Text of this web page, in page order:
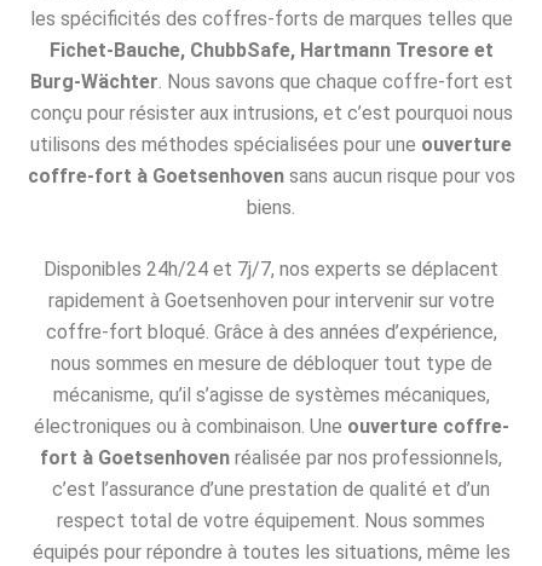
les spécificités des coffres-forts de marques telles que
Fichet-Bauche, ChubbSafe, Hartmann Tresore et
Burg-Wächter . Nous savons que chaque coffre-fort est
conçu pour résister aux intrusions, et c’est pourquoi nous
utilisons des méthodes spécialisées pour une ouverture
coffre-fort à Goetsenhovensans aucun risque pour vos
biens.
Disponibles 24h/24 et 7j/7, nos experts se déplacent
rapidement à Goetsenhoven pour intervenir sur votre
coffre-fort bloqué. Grâce à des années d’expérience,
nous sommes en mesure de débloquer tout type de
mécanisme, qu’il s’agisse de systèmes mécaniques,
électroniques ou à combinaison. Une ouverture coffre-
fort à Goetsenhoven réalisée par nos professionnels,
c’est l’assurance d’une prestation de qualité et d’un
respect total de votre équipement. Nous sommes
équipés pour répondre à toutes les situations, même les